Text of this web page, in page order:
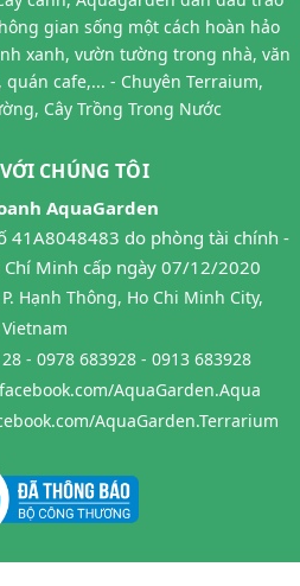
gian sống một cách hoàn hảo
xanh, vườn tường trong nhà, văn
cafe,... - Chuyên Terraium,
Cây Trồng Trong Nước
CHÚNG TÔI
AquaGarden
41A8048483 do phòng tài chính -
Minh cấp ngày 07/12/2020
Hạnh Thông, Ho Chi Minh City,
Vietnam
- 0978 683928 - 0913 683928
AquaGarden.Aqua
AquaGarden.Terrarium